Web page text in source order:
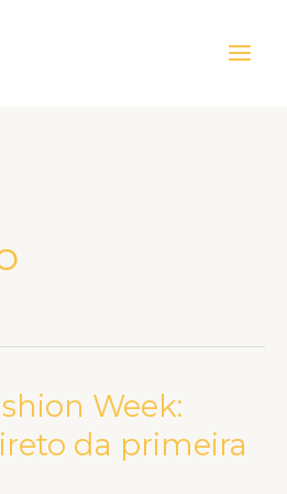
Menu
Week:
da primeira